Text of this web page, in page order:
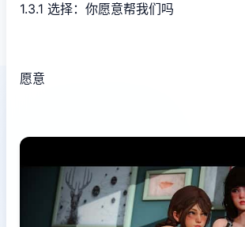
1.3.1 选择：你愿意帮我们吗
愿意